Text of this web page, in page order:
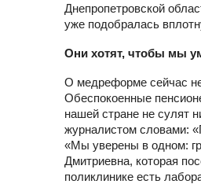
Днепропетровской
уже подобралась
Они хотят, чтобы мы
О медреформе сейчас
Обеспокоенные
нашей стране не сулят
журналистом словами:
«Мы уверены в одном:
Дмитриевна, которая
поликлинике есть